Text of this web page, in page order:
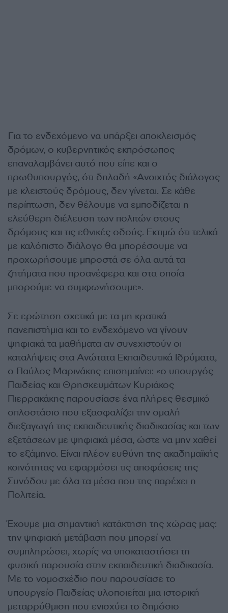
Για το ενδεχόμενο να υπάρξει αποκλεισμός
δρόμων, ο κυβερνητικός εκπρόσωπος
επαναλαμβάνει αυτό που είπε και ο
πρωθυπουργός, ότι δηλαδή «Ανοιχτός διάλογος
με κλειστούς δρόμους, δεν γίνεται. Σε κάθε
περίπτωση, δεν θέλουμε να εμποδίζεται η
ελεύθερη διέλευση των πολιτών στους
δρόμους και τις εθνικές οδούς. Εκτιμώ ότι τελικά
με καλόπιστο διάλογο θα μπορέσουμε να
προχωρήσουμε μπροστά σε όλα αυτά τα
ζητήματα που προανέφερα και στα οποία
μπορούμε να συμφωνήσουμε».
Σε ερώτηση σχετικά με τα μη κρατικά
πανεπιστήμια και το ενδεχόμενο να γίνουν
ψηφιακά τα μαθήματα αν συνεχιστούν οι
καταλήψεις στα Ανώτατα Εκπαιδευτικά Ιδρύματα,
ο Παύλος Μαρινάκης επισημαίνει: «ο υπουργός
Παιδείας και Θρησκευμάτων Κυριάκος
Πιερρακάκης παρουσίασε ένα πλήρες θεσμικό
οπλοστάσιο που εξασφαλίζει την ομαλή
διεξαγωγή της εκπαιδευτικής διαδικασίας και των
εξετάσεων με ψηφιακά μέσα, ώστε να μην χαθεί
το εξάμηνο. Είναι πλέον ευθύνη της ακαδημαϊκής
κοινότητας να εφαρμόσει τις αποφάσεις της
Συνόδου με όλα τα μέσα που της παρέχει η
Πολιτεία.
Έχουμε μια σημαντική κατάκτηση της χώρας μας:
την ψηφιακή μετάβαση που μπορεί να
συμπληρώσει, χωρίς να υποκαταστήσει τη
φυσική παρουσία στην εκπαιδευτική διαδικασία.
Με το νομοσχέδιο που παρουσίασε το
υπουργείο Παιδείας υλοποιείται μια ιστορική
μεταρρύθμιση που ενισχύει το δημόσιο